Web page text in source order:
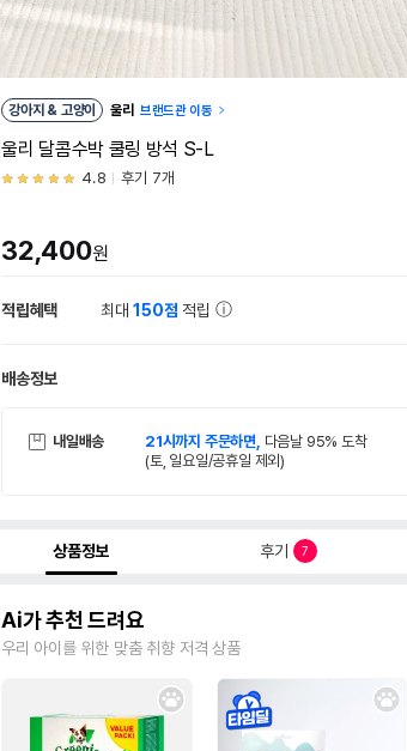
강아지 & 고양이 울리 브랜드관 이동
울리 달콤수박 쿨링 방석 S-L
4.8 후기 7개
32,400원
적립혜택 최대150점 적립
배송정보
내일배송 21시까지 주문하면, 다음날 95% 도착
(토, 일요일/공휴일 제외)
상품정보 후기 7
Ai가 추천 드려요
우리 아이를 위한 맞춤 취향 저격 상품